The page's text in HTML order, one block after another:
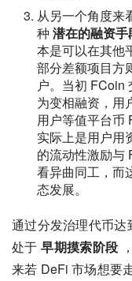
从另一个角度来
种 潜在的融资手
本是可以在其他
部分差额项目方
户。当初 FCoin
为变相融资，用
用户等值平台币
实际上是用户用
的流动性激励与
看异曲同工，而
态发展。
通过分发治理代币
处于 早期摸索阶段
来若 DeFi 市场想要